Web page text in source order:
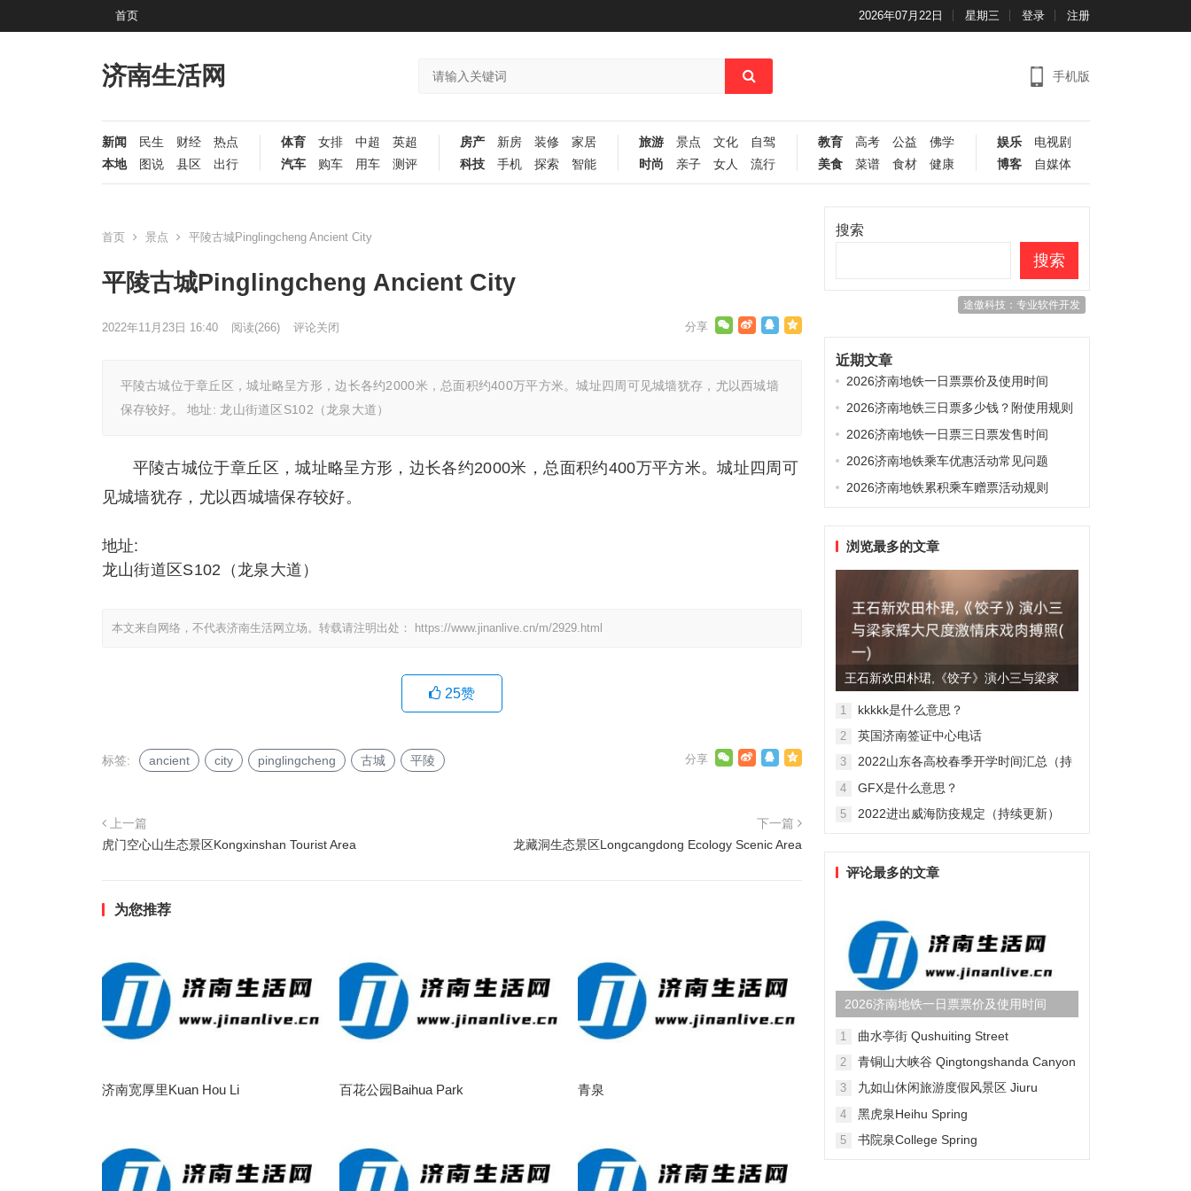
首页 2026年07月22日 星期三 登录 注册
济南生活网 手机版
新闻 民生 财经
热点
本地
图说 县区 出行
体育 女排 中超
英超
汽车
购车 用车 测评
房产 新房 装修
家居
科技
手机 探索 智能
旅游 景点 文化
自驾
时尚
亲子 女人 流行
教育 高考 公益
佛学
美食
菜谱 食材 健康
娱乐
电视剧
博客
自媒体
首页 景点 平陵古城Pinglingcheng Ancient City
平陵古城Pinglingcheng Ancient City
2022年11月23日 16:40 阅读(266) 评论关闭
平陵古城位于章丘区，城址略呈方形，边长各约2000米，总面积约400万平方米。城址四周可见城墙犹存，尤以西城墙
保存较好。 地址: 龙山街道区S102（龙泉大道）
平陵古城位于章丘区，城址略呈方形，边长各约2000米，总面积约400万平方米。城址四周可
见城墙犹存，尤以西城墙保存较好。
地址:
龙山街道区S102（龙泉大道）
本文来自网络，不代表济南生活网立场。转载请注明出处： https://www.jinanlive.cn/m/2929.html
25赞
标签: ancient city pinglingcheng 古城 平陵
上一篇
虎门空心山生态景区Kongxinshan Tourist Area
下一篇
龙藏洞生态景区Longcangdong Ecology Scenic Area
为您推荐
济南宽厚里Kuan Hou Li 百花公园Baihua Park 青泉
搜索
搜索
途傲科技：专业软件开发
近期文章
2026济南地铁一日票票价及使用时间
2026济南地铁三日票多少钱？附使用规则
2026济南地铁一日票三日票发售时间
2026济南地铁乘车优惠活动常见问题
2026济南地铁累积乘车赠票活动规则
浏览最多的文章
王石新欢田朴珺,《饺子》演小三与梁家
辉大尺度激情床戏肉搏照(...
1 kkkkk是什么意思？
2 英国济南签证中心电话
3
2022山东各高校春季开学时间汇总（持
4 GFX是什么意思？
5 2022进出威海防疫规定（持续更新）
评论最多的文章
2026济南地铁一日票票价及使用时间
1 曲水亭街 Qushuiting Street
2 青铜山大峡谷 Qingtongshanda Canyon
3
九如山休闲旅游度假风景区 Jiuru
4 黑虎泉Heihu Spring
5 书院泉College Spring